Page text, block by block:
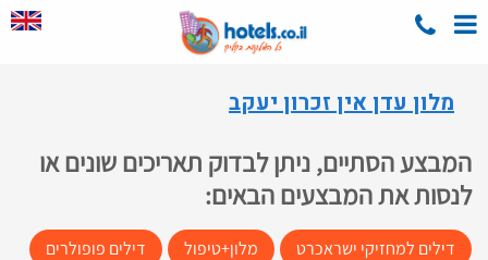
מלון עדן אין זכרון יעקב
המבצע הסתיים, ניתן לבדוק תאריכים שונים או
לנסות את המבצעים הבאים:
דילים למחזיקי ישראכרט מלון+טיפול דילים פופולרים